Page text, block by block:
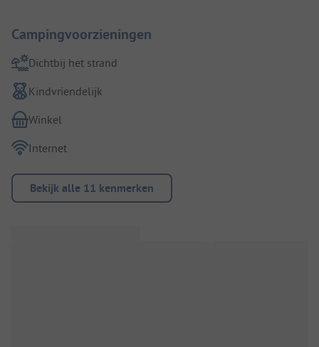
Campingvoorzieningen
Dichtbij het strand
Kindvriendelijk
Winkel
Internet
Bekijk alle 11 kenmerken